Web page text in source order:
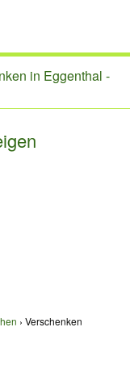
in Eggenthal -
Verschenken